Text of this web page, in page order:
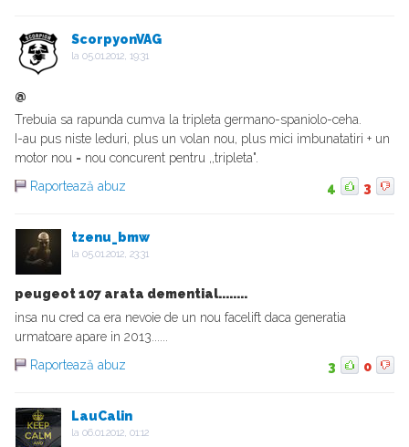
ScorpyonVAG
la 05.01.2012, 19:31
@
Trebuia sa rapunda cumva la tripleta germano-spaniolo-ceha.
I-au pus niste leduri, plus un volan nou, plus mici imbunatatiri + un
motor nou = nou concurent pentru ,,tripleta".
Raportează abuz
4 3
tzenu_bmw
la 05.01.2012, 23:31
peugeot 107 arata demential........
insa nu cred ca era nevoie de un nou facelift daca generatia
urmatoare apare in 2013......
Raportează abuz
3 0
LauCalin
la 06.01.2012, 01:12